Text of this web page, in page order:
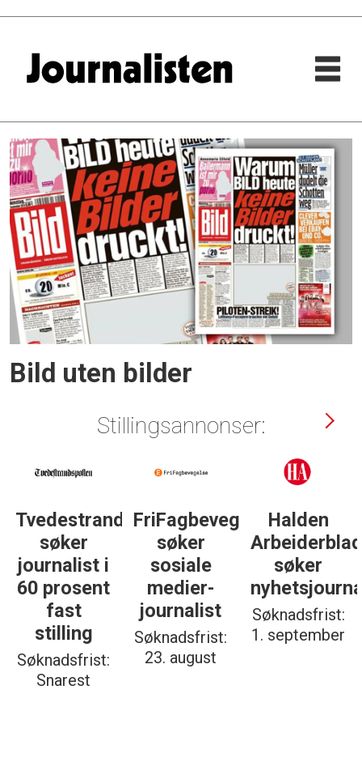
Tag:
bild
zeitung
Bild uten bilder
Stillingsannonser:
Tvedestrandsposten
søker
journalist i
60 prosent
fast
stilling
Søknadsfrist:
Snarest
FriFagbevegelse
søker
sosiale
medier-
journalist
Søknadsfrist:
23. august
Halden
Arbeiderblad
søker
Søknadsfrist:
1. september